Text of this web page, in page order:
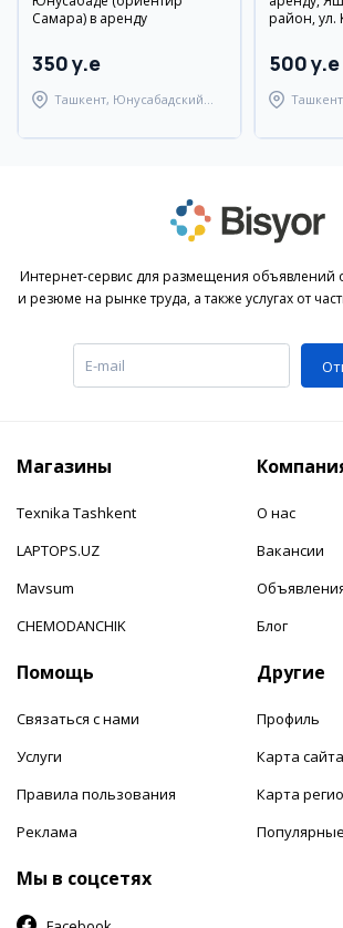
Самара) в аренду
350 y.e
Ташкент, Юнусабадский
район, ул.
500 y.e
Интернет-сервис для размещения объявлений
и резюме на рынке труда, а также услугах от
Магазины
Texnika Tashkent
LAPTOPS.UZ
Mavsum
CHEMODANCHIK
О нас
Вакансии
Блог
Помощь
Связаться с нами
Услуги
Правила пользования
Реклама
Другие
Профиль
Карта сайта
Карта
Мы в соцсетях